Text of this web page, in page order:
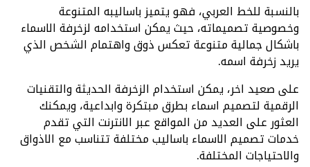
بالنسبة للخط العربي، فهو يتميز باساليبه المتنوعة
وخصوصية تصميماته، حيث يمكن استخدامه لزخرفة الاسماء
باشكال جمالية متنوعة تعكس ذوق واهتمام الشخص الذي
يريد زخرفة اسمه.
على صعيد اخر، يمكن استخدام الزخرفة الحديثة والتقنيات
الرقمية لتصميم اسماء بطرق مبتكرة وابداعية، ويمكنك
العثور على العديد من المواقع عبر الانترنت التي تقدم
خدمات تصميم الاسماء باساليب مختلفة تتناسب مع الاذواق
والاحتياجات المختلفة.